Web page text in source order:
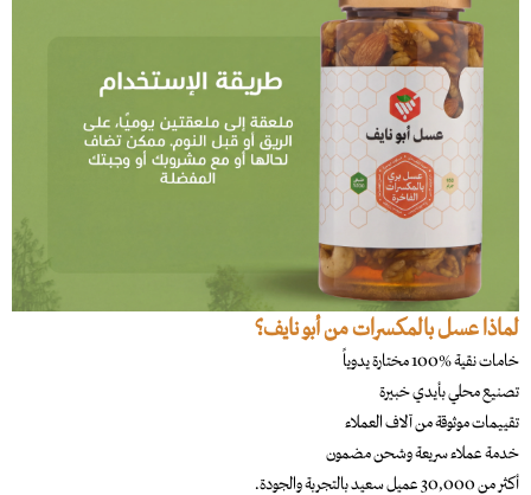
لماذا عسل بالمكسرات من أبو نايف؟
خامات نقية %100 مختارة يدوياً
تصنيع محلي بأيدي خبيرة
تقييمات موثوقة من آلاف العملاء
خدمة عملاء سريعة وشحن مضمون
أكثر من 30,000 عميل سعيد بالتجربة والجودة.